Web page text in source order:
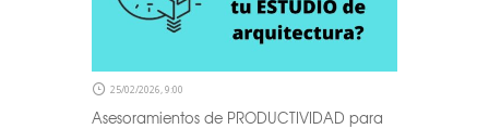
25/02/2026, 9:00
Asesoramientos de PRODUCTIVIDAD para